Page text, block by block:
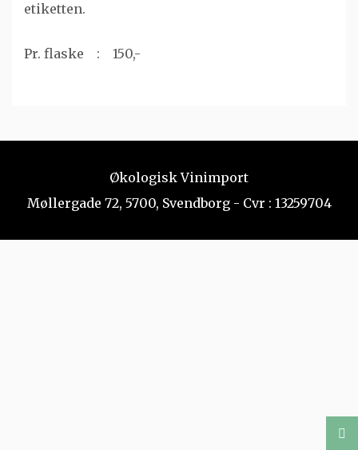
etiketten.
Pr. flaske : 150,-
Økologisk Vinimport
Møllergade 72, 5700, Svendborg - Cvr : 13259704